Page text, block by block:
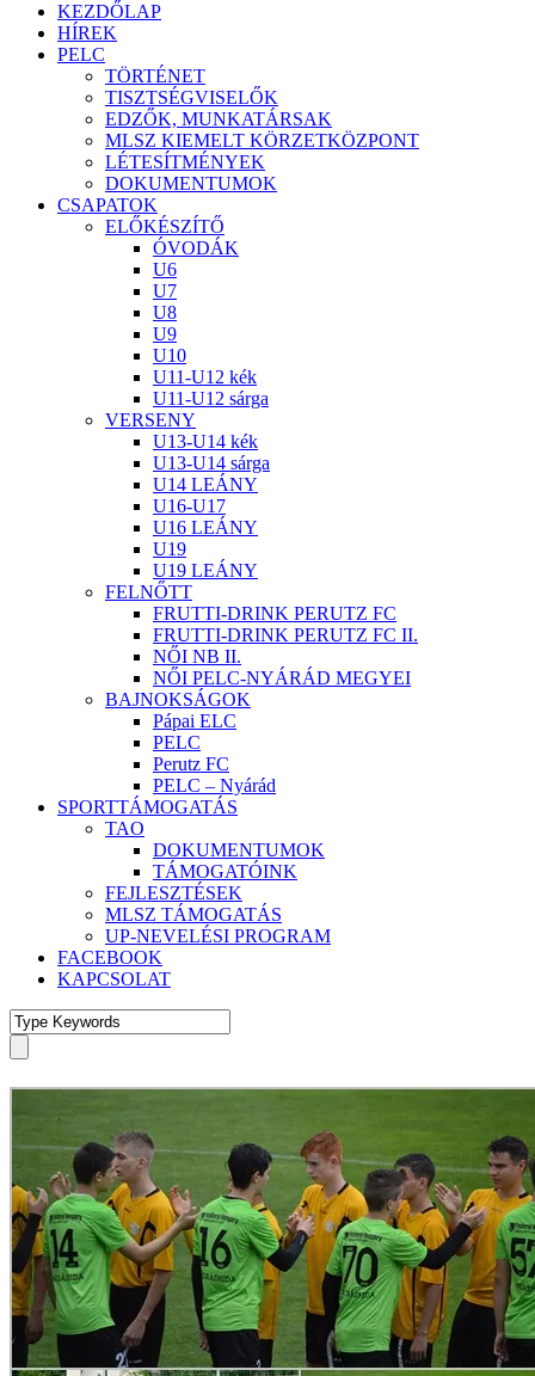
KEZDŐLAP
HÍREK
PELC
TÖRTÉNET
TISZTSÉGVISELŐK
EDZŐK, MUNKATÁRSAK
MLSZ KIEMELT KÖRZETKÖZPONT
LÉTESÍTMÉNYEK
DOKUMENTUMOK
CSAPATOK
ELŐKÉSZÍTŐ
ÓVODÁK
U6
U7
U8
U9
U10
U11-U12 kék
U11-U12 sárga
VERSENY
U13-U14 kék
U13-U14 sárga
U14 LEÁNY
U16-U17
U16 LEÁNY
U19
U19 LEÁNY
FELNŐTT
FRUTTI-DRINK PERUTZ FC
FRUTTI-DRINK PERUTZ FC II.
NŐI NB II.
NŐI PELC-NYÁRÁD MEGYEI
BAJNOKSÁGOK
Pápai ELC
PELC
Perutz FC
PELC – Nyárád
SPORTTÁMOGATÁS
TAO
DOKUMENTUMOK
TÁMOGATÓINK
FEJLESZTÉSEK
MLSZ TÁMOGATÁS
UP-NEVELÉSI PROGRAM
FACEBOOK
KAPCSOLAT